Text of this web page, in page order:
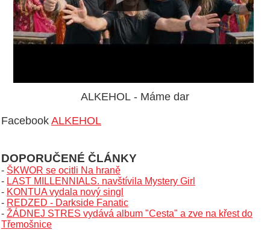
ALKEHOL - Máme dar
Facebook ALKEHOL
DOPORUČENÉ ČLÁNKY
- ŠKWOR se ocitli Na hraně
- LAST MILLENNIALS. navštívila Mystery Girl
- KONTUA vydala nový singl
- REDZED - Darkside Fanatic
- ŽÁDNEJ STRES vydává album "Cesta" a zve na křest do
Třemošnice